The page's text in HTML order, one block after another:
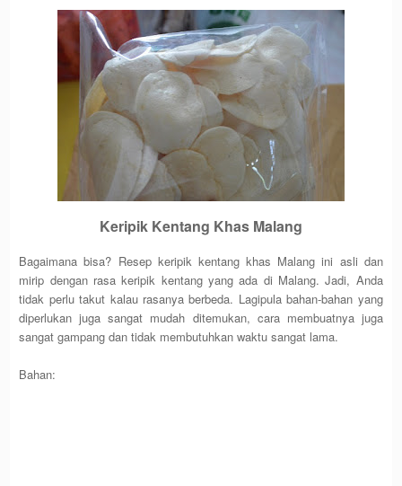
Keripik Kentang Khas Malang
Bagaimana bisa? Resep keripik kentang khas Malang ini asli dan
mirip dengan rasa keripik kentang yang ada di Malang. Jadi, Anda
tidak perlu takut kalau rasanya berbeda. Lagipula bahan-bahan yang
diperlukan juga sangat mudah ditemukan, cara membuatnya juga
sangat gampang dan tidak membutuhkan waktu sangat lama.
Bahan: